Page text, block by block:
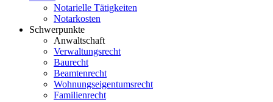
Notarielle Tätigkeiten
Notarkosten
Schwerpunkte
Anwaltschaft
Verwaltungsrecht
Baurecht
Beamtenrecht
Wohnungseigentumsrecht
Familienrecht